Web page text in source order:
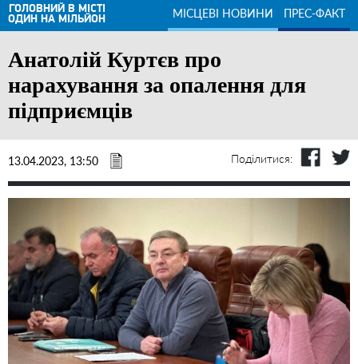
ГОЛОВНИЙ В МІСТІ
ОДИН НА МІЛЬЙОН МІСЦЕВІ НОВИНИ ПРЕС-ФАКТ
Анатолій Куртєв про
нарахування за опалення для
підприємців
13.04.2023, 13:50 Поділитися: